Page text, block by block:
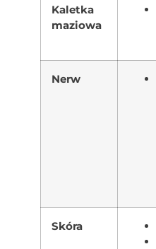
Kaletka
maziowa
Nerw
Skóra